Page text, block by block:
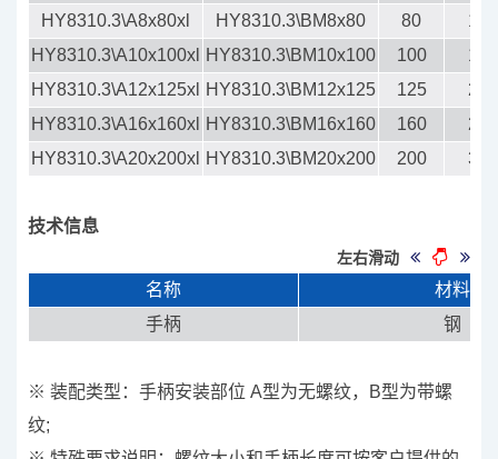
HY8310.3\A8x80xl
HY8310.3\BM8x80 80
13
HY8310.3\A10x100xl
HY8310.3\BM10x100 100
16
HY8310.3\A12x125xl
HY8310.3\BM12x125 125
20
HY8310.3\A16x160xl
HY8310.3\BM16x160 160
25
HY8310.3\A20x200xl
HY8310.3\BM20x200 200 32
技术信息
左右滑动
名称
材料
手柄
钢
※ 装配类型：手柄安装部位 A型为无螺纹，B型为带螺
纹;